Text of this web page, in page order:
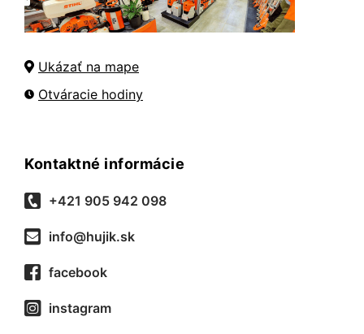
Ukázať na mape
Otváracie hodiny
Kontaktné informácie
+421 905 942 098
info@hujik.sk
facebook
instagram